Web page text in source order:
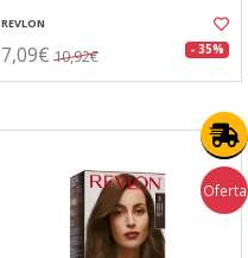
REVLON
7,09€ 10,92€ - 35%
Oferta